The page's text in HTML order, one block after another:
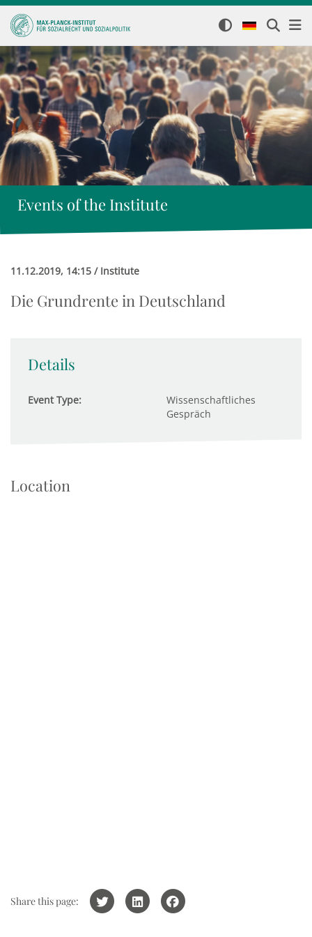
Events of the Institute
11.12.2019, 14:15 / Institute
Die Grundrente in Deutschland
Details
Event Type:
Wissenschaftliches
Gespräch
Location
Share this page: